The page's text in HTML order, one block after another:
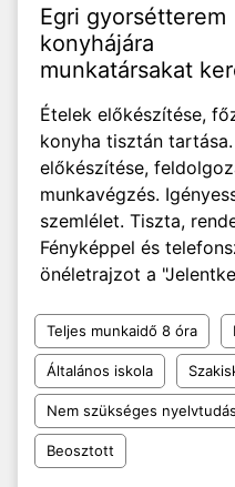
Egri gyorsétterem
konyhájára
munkatársakat
Ételek előkészítése,
konyha tisztán
előkészítése,
munkavégzés.
szemlélet. Tiszta,
Fényképpel és
önéletrajzot a
Teljes munkaidő 8 óra
Általános iskola
Nem szükséges nyelvtudás
Beosztott